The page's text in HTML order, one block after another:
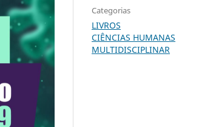
Categorias
LIVROS
CIÊNCIAS HUMANAS
MULTIDISCIPLINAR